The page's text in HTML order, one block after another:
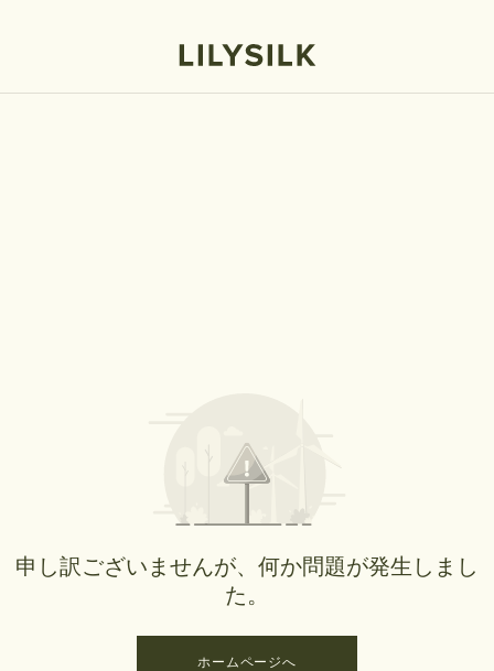
申し訳ございませんが、何か問題が発生しまし
た。
ホームページへ